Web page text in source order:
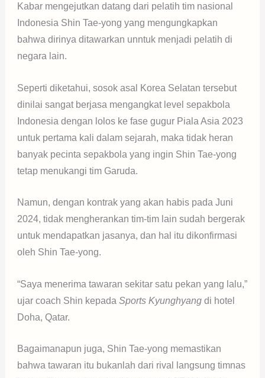
Kabar mengejutkan datang dari pelatih tim nasional
Indonesia Shin Tae-yong yang mengungkapkan
bahwa dirinya ditawarkan unntuk menjadi pelatih di
negara lain.
Seperti diketahui, sosok asal Korea Selatan tersebut
dinilai sangat berjasa mengangkat level sepakbola
Indonesia dengan lolos ke fase gugur Piala Asia 2023
untuk pertama kali dalam sejarah, maka tidak heran
banyak pecinta sepakbola yang ingin Shin Tae-yong
tetap menukangi tim Garuda.
Namun, dengan kontrak yang akan habis pada Juni
2024, tidak mengherankan tim-tim lain sudah bergerak
untuk mendapatkan jasanya, dan hal itu dikonfirmasi
oleh Shin Tae-yong.
“Saya menerima tawaran sekitar satu pekan yang lalu,”
ujar coach Shin kepada Sports Kyunghyangdi hotel
Doha, Qatar.
Bagaimanapun juga, Shin Tae-yong memastikan
bahwa tawaran itu bukanlah dari rival langsung timnas